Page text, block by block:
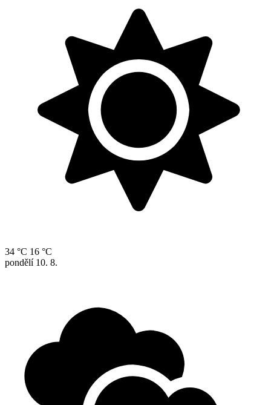
34 °C 16 °C
pondělí 10. 8.